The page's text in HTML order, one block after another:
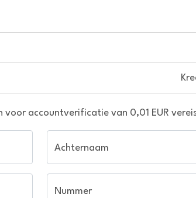
accountverificatie van 0,01 EUR
Achternaam
Nummer